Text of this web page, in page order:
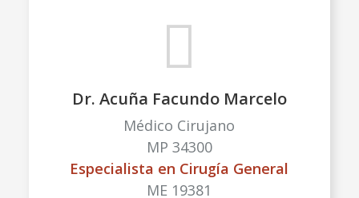
Dr. Acuña Facundo Marcelo
Médico Cirujano
MP 34300
Especialista en Cirugía General
ME 19381